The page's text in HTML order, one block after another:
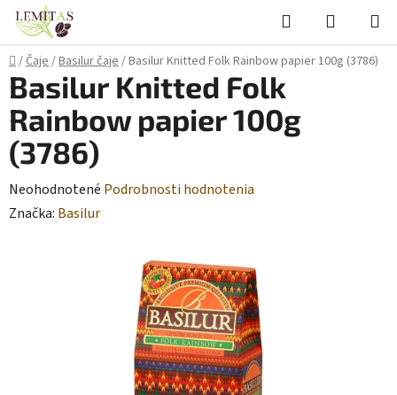
Prejsť
obsah
Hľadať
KOŠÍK
Domov
/Čaje/Basilur čaje/Basilur Knitted Folk Rainbow papier 100g (3786)
Basilur Knitted Folk
Rainbow papier 100g
(3786)
Priemerné
hodnotenie
Neohodnotené Podrobnosti hodnotenia
Značka: Basilur